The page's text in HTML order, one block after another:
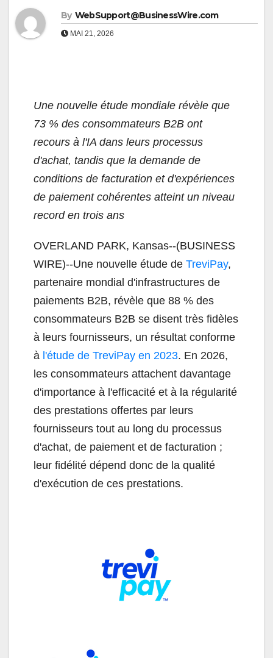
By WebSupport@BusinessWire.com
MAI 21, 2026
Une nouvelle étude mondiale révèle que
73 % des consommateurs B2B ont
recours à l'IA dans leurs processus
d'achat, tandis que la demande de
conditions de facturation et d'expériences
de paiement cohérentes atteint un niveau
record en trois ans
OVERLAND PARK, Kansas--(BUSINESS
WIRE)--Une nouvelle étude de TreviPay,
partenaire mondial d'infrastructures de
paiements B2B, révèle que 88 % des
consommateurs B2B se disent très fidèles
à leurs fournisseurs, un résultat conforme
à l'étude de TreviPay en 2023. En 2026,
les consommateurs attachent davantage
d'importance à l'efficacité et à la régularité
des prestations offertes par leurs
fournisseurs tout au long du processus
d'achat, de paiement et de facturation ;
leur fidélité dépend donc de la qualité
d'exécution de ces prestations.